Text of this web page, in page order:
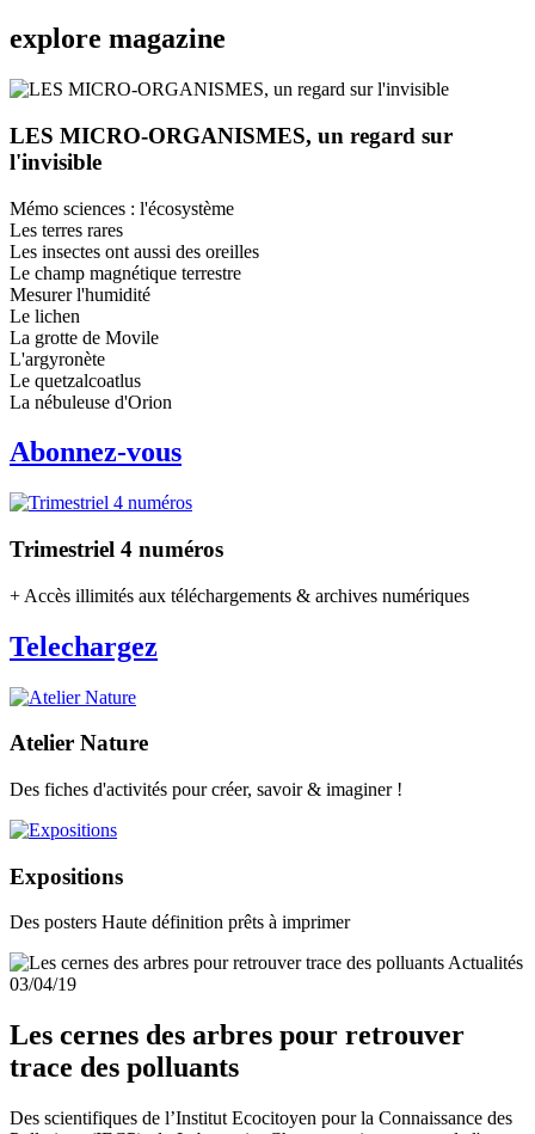
explore magazine
LES MICRO-ORGANISMES, un regard sur
l'invisible
Mémo sciences : l'écosystème
Les terres rares
Les insectes ont aussi des oreilles
Le champ magnétique terrestre
Mesurer l'humidité
Le lichen
La grotte de Movile
L'argyronète
Le quetzalcoatlus
La nébuleuse d'Orion
Abonnez-vous
Trimestriel 4 numéros
+ Accès illimités aux téléchargements & archives numériques
Telechargez
Atelier Nature
Des fiches d'activités pour créer, savoir & imaginer !
Expositions
Des posters Haute définition prêts à imprimer
Actualités
03/04/19
Les cernes des arbres pour retrouver
trace des polluants
Des scientifiques de l’Institut Ecocitoyen pour la Connaissance des